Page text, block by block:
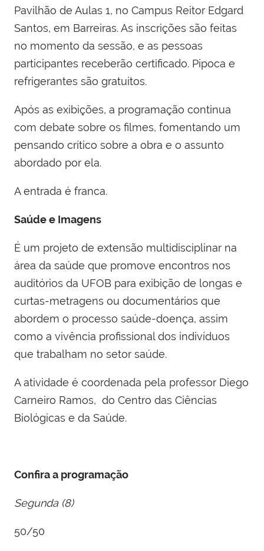
Pavilhão de Aulas 1, no Campus Reitor Edgard
Santos, em Barreiras. As inscrições são feitas
no momento da sessão, e as pessoas
participantes receberão certificado. Pipoca e
refrigerantes são gratuitos.
Após as exibições, a programação continua
com debate sobre os filmes, fomentando um
pensando crítico sobre a obra e o assunto
abordado por ela.
A entrada é franca.
Saúde e Imagens
É um projeto de extensão multidisciplinar na
área da saúde que promove encontros nos
auditórios da UFOB para exibição de longas e
curtas-metragens ou documentários que
abordem o processo saúde-doença, assim
como a vivência profissional dos indivíduos
que trabalham no setor saúde.
A atividade é coordenada pela professor Diego
Carneiro Ramos, do Centro das Ciências
Biológicas e da Saúde.
Confira a programação
Segunda (8)
50/50